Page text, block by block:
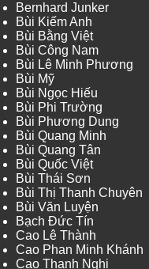
Bernhard Junker
Bùi Kiếm Anh
Bùi Bằng Việt
Bùi Công Nam
Bùi Lê Minh Phương
Bùi Mỹ
Bùi Ngọc Hiếu
Bùi Phi Trường
Bùi Phương Dung
Bùi Quang Minh
Bùi Quang Tân
Bùi Quốc Việt
Bùi Thái Sơn
Bùi Thị Thanh Chuyên
Bùi Văn Luyện
Bạch Đức Tín
Cao Lê Thành
Cao Phan Minh Khánh
Cao Thanh Nghị